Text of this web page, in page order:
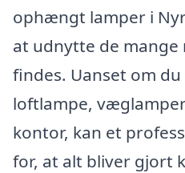
ophængt lamper i
at udnytte de mange
findes. Uanset om
loftlampe,
kontor, kan et
for, at alt bliver gjort